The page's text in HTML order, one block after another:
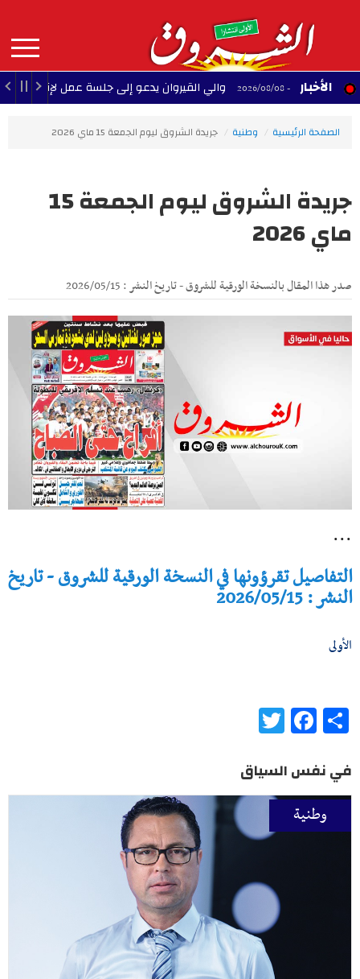
contenu
principal
MAIN
NAVIGATION الأخبار22:35 - 2026/08/08 والي القيروان يدعو إلى جلسة عمل لإنقاذ الشبيبة
الصفحة الرئيسية وطنية جريدة الشروق ليوم الجمعة 15 ماي 2026
جريدة الشروق ليوم الجمعة 15
ماي 2026
صدر هذا المقال بالنسخة الورقية للشروق - تاريخ النشر : 2026/05/15
...
التفاصيل تقرؤونها في النسخة الورقية للشروق - تاريخ
النشر : 2026/05/15
الأولى
Share
Facebook
في نفس السياق
وطنية